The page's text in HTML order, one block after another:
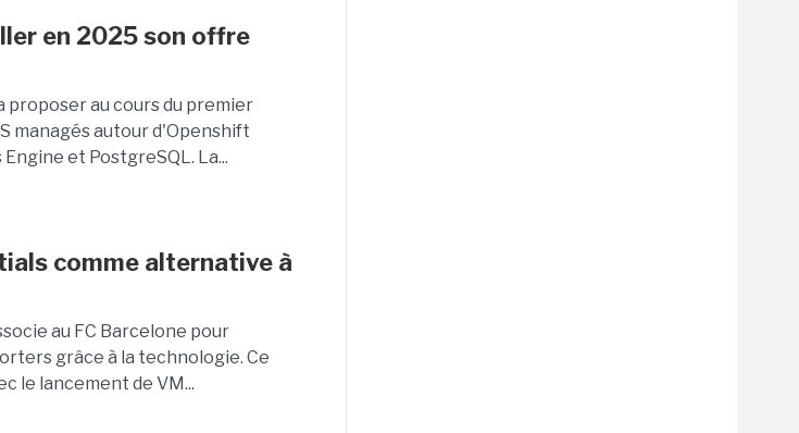
en 2025 son offre
proposer au cours du premier
managés autour d'Openshift
et PostgreSQL. La...
comme alternative à
au FC Barcelone pour
grâce à la technologie. Ce
le lancement de VM...